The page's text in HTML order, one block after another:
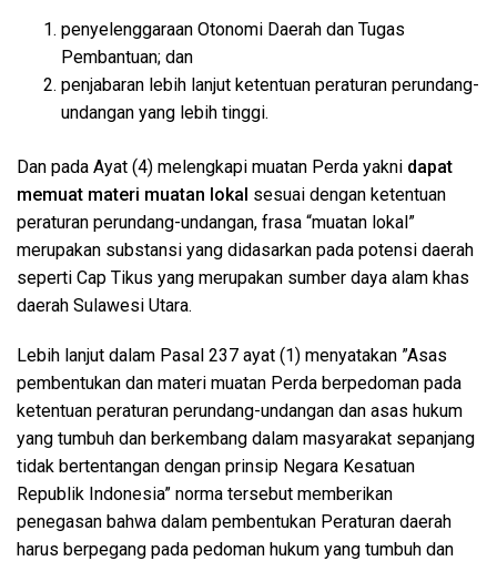
penyelenggaraan Otonomi Daerah dan Tugas
Pembantuan; dan
penjabaran lebih lanjut ketentuan peraturan perundang-
undangan yang lebih tinggi.
Dan pada Ayat (4) melengkapi muatan Perda yakni dapat
memuat materi muatan lokal sesuai dengan ketentuan
peraturan perundang-undangan, frasa “muatan lokal”
merupakan substansi yang didasarkan pada potensi daerah
seperti Cap Tikus yang merupakan sumber daya alam khas
daerah Sulawesi Utara.
Lebih lanjut dalam Pasal 237 ayat (1) menyatakan ”Asas
pembentukan dan materi muatan Perda berpedoman pada
ketentuan peraturan perundang-undangan dan asas hukum
yang tumbuh dan berkembang dalam masyarakat sepanjang
tidak bertentangan dengan prinsip Negara Kesatuan
Republik Indonesia” norma tersebut memberikan
penegasan bahwa dalam pembentukan Peraturan daerah
harus berpegang pada pedoman hukum yang tumbuh dan